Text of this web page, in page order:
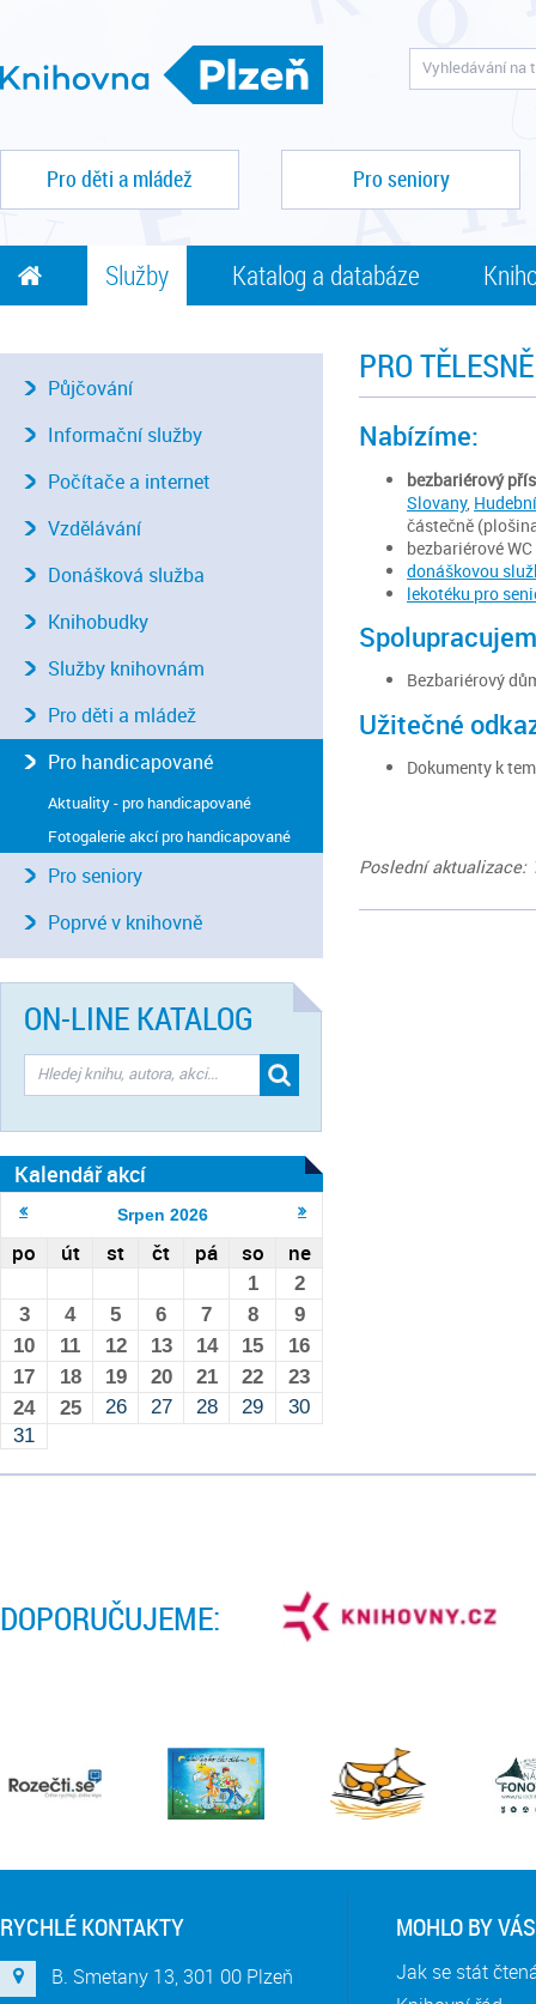
Pro děti a mládež Pro seniory
Služby Katalog a databáze
PRO
Nabízíme:
bezbariérový
Slovany,
částečně
bezbariérové
donáškovou
lekotéku pro
Bezbariérový
Užitečné
Dokumenty k
Poslední aktualizace:
Půjčování
Informační služby
Počítače a internet
Vzdělávání
Donášková služba
Knihobudky
Služby knihovnám
Pro děti a mládež
Pro handicapované
Aktuality - pro handicapované
Fotogalerie akcí pro handicapované
Pro seniory
Poprvé v knihovně
ON-LINE KATALOG
Kalendář akcí
Srpen 2026
po út st čt pá so ne
1
2
3
4 5 6 7 8
9
10
11 12 13 14 15
16
17
18 19 20 21 22
23
24
25 26 27 28 29
30
31
DOPORUČUJEME:
RYCHLÉ KONTAKTY
B. Smetany 13, 301 00 Plzeň
MOHLO BY
Jak se stát